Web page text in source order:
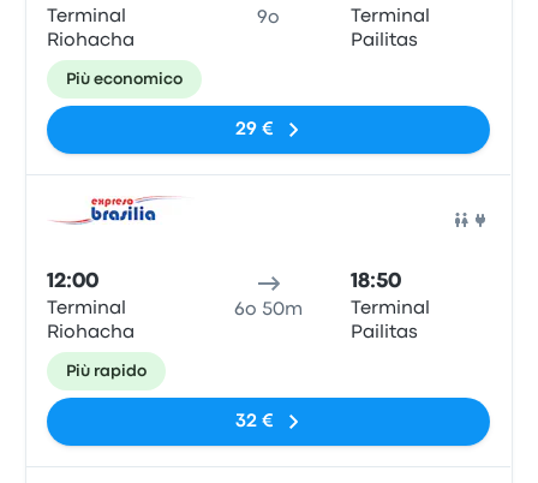
Terminal
Riohacha
9o
Terminal
Pailitas
Più economico
29 €
12:00
Terminal
Riohacha
6o 50m
18:50
Terminal
Pailitas
Più rapido
32 €